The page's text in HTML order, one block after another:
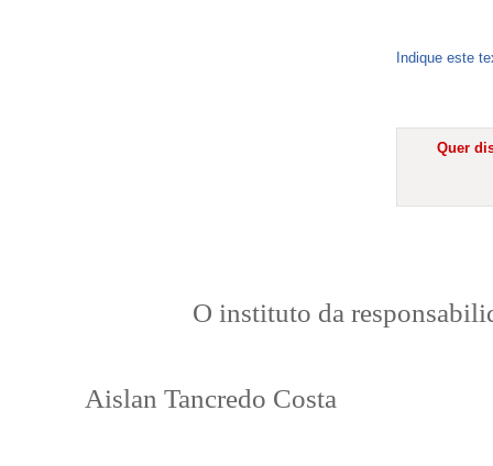
Indique este
Quer
O instituto da
Aislan Tancredo Costa